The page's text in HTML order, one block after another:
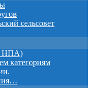
сельсовет
НПА)
категориям